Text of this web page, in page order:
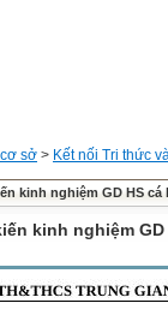
sở > Kết nối Tri thức
kinh nghiệm GD HS cá
kinh nghiệm